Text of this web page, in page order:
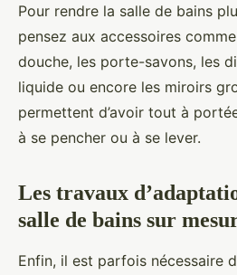
Pour rendre la salle de bains
pensez aux accessoires
douche, les porte-savons, les
liquide ou encore les miroirs
permettent d’avoir tout à
à se pencher ou à se lever.
Les travaux
salle de bains sur
Enfin, il est parfois nécessaire